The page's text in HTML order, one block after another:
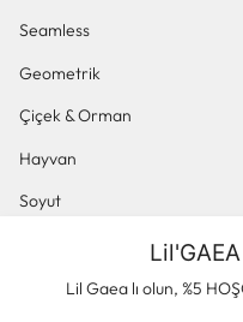
Lil Gaea lı olun, %5
Seamless
Geometrik
Çiçek & Orman
Hayvan
Soyut
Panoramik & Manzara